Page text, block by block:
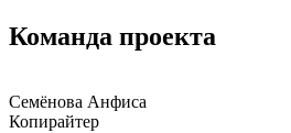
Команда проекта
Семёнова Анфиса
Копирайтер